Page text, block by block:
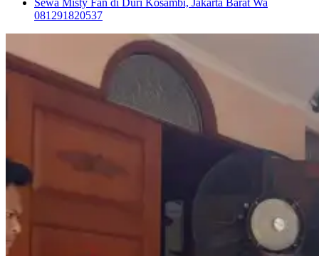
Sewa Misty Fan di Duri Kosambi, Jakarta Barat Wa
081291820537